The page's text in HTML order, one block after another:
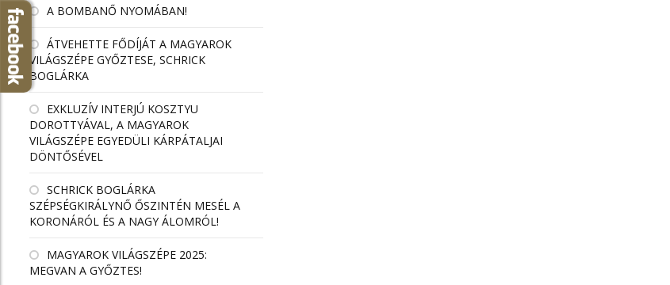
A BOMBANŐ NYOMÁBAN!
ÁTVEHETTE FŐDÍJÁT A MAGYAROK
VILÁGSZÉPE GYŐZTESE, SCHRICK
BOGLÁRKA
EXKLUZÍV INTERJÚ KOSZTYU
DOROTTYÁVAL, A MAGYAROK
VILÁGSZÉPE EGYEDÜLI KÁRPÁTALJAI
DÖNTŐSÉVEL
SCHRICK BOGLÁRKA
SZÉPSÉGKIRÁLYNŐ ŐSZINTÉN MESÉL A
KORONÁRÓL ÉS A NAGY ÁLOMRÓL!
MAGYAROK VILÁGSZÉPE 2025:
MEGVAN A GYŐZTES!